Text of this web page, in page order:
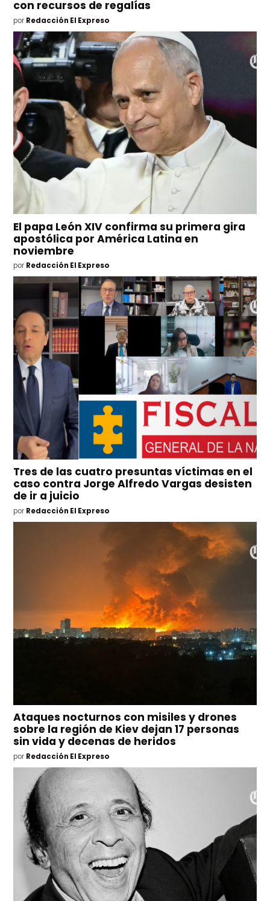
con recursos de regalías
por Redacción El Expreso
El papa León XIV confirma su primera gira
apostólica por América Latina en
noviembre
por Redacción El Expreso
Tres de las cuatro presuntas víctimas en el
caso contra Jorge Alfredo Vargas desisten
de ir a juicio
por Redacción El Expreso
Ataques nocturnos con misiles y drones
sobre la región de Kiev dejan 17 personas
sin vida y decenas de heridos
por Redacción El Expreso